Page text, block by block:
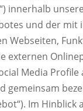
innerhalb
und der mit
Webseiten,
externen
Media Profile
gemeinsam
Im Hinblick